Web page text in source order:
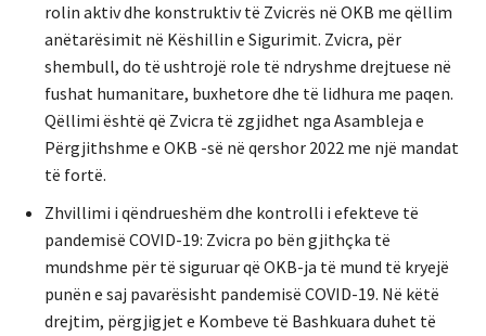
rolin aktiv dhe konstruktiv të Zvicrës në OKB me qëllim
anëtarësimit në Këshillin e Sigurimit. Zvicra, për
shembull, do të ushtrojë role të ndryshme drejtuese në
fushat humanitare, buxhetore dhe të lidhura me paqen.
Qëllimi është që Zvicra të zgjidhet nga Asambleja e
Përgjithshme e OKB -së në qershor 2022 me një mandat
të fortë.
Zhvillimi i qëndrueshëm dhe kontrolli i efekteve të
pandemisë COVID-19: Zvicra po bën gjithçka të
mundshme për të siguruar që OKB-ja të mund të kryejë
punën e saj pavarësisht pandemisë COVID-19. Në këtë
drejtim, përgjigjet e Kombeve të Bashkuara duhet të